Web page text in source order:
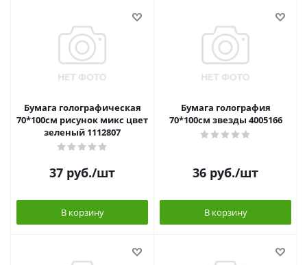
Бумага голографическая
70*100см рисунок микс цвет
зеленый 1112807
37 руб./шт
В корзину
Бумага голография
70*100см звезды 4005166
36 руб./шт
В корзину